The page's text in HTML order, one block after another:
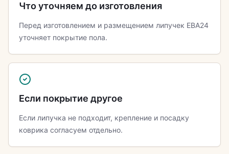
Что уточняем до изготовления
Перед изготовлением и размещением липучек ЕВА24
уточняет покрытие пола.
Если покрытие другое
Если липучка не подходит, крепление и посадку
коврика согласуем отдельно.